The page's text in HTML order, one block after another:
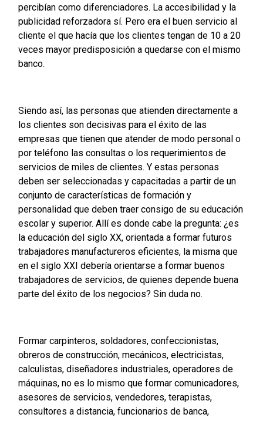
percibían como diferenciadores. La accesibilidad y la
publicidad reforzadora sí. Pero era el buen servicio al
cliente el que hacía que los clientes tengan de 10 a 20
veces mayor predisposición a quedarse con el mismo
banco.
Siendo así, las personas que atienden directamente a
los clientes son decisivas para el éxito de las
empresas que tienen que atender de modo personal o
por teléfono las consultas o los requerimientos de
servicios de miles de clientes. Y estas personas
deben ser seleccionadas y capacitadas a partir de un
conjunto de características de formación y
personalidad que deben traer consigo de su educación
escolar y superior. Allí es donde cabe la pregunta: ¿es
la educación del siglo XX, orientada a formar futuros
trabajadores manufactureros eficientes, la misma que
en el siglo XXI debería orientarse a formar buenos
trabajadores de servicios, de quienes depende buena
parte del éxito de los negocios? Sin duda no.
Formar carpinteros, soldadores, confeccionistas,
obreros de construcción, mecánicos, electricistas,
calculistas, diseñadores industriales, operadores de
máquinas, no es lo mismo que formar comunicadores,
asesores de servicios, vendedores, terapistas,
consultores a distancia, funcionarios de banca,